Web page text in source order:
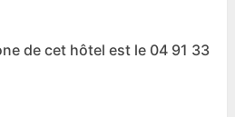
de cet hôtel est le 04 91 33